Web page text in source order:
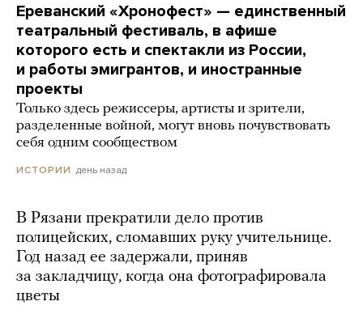
Ереванский «Хронофест» — единственный
театральный фестиваль, в афише
которого есть и спектакли из России,
и работы эмигрантов, и иностранные
проекты
Только здесь режиссеры, артисты и зрители,
разделенные войной, могут вновь почувствовать
себя одним сообществом
ИСТОРИИ день назад
В Рязани прекратили дело против
полицейских, сломавших руку учительнице.
Год назад ее задержали, приняв
за закладчицу, когда она фотографировала
цветы